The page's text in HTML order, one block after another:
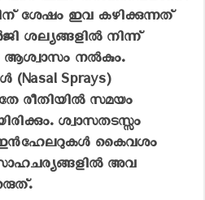
ശേഷം ഇവ കഴിക്കുന്നത്
ശല്യങ്ങളിൽ നിന്ന്
ആശ്വാസം നൽകും.
(Nasal Sprays)
രീതിയിൽ സമയം
ശ്വാസതടസ്സം
ഇൻഹേലറുകൾ കൈവശം
അവ